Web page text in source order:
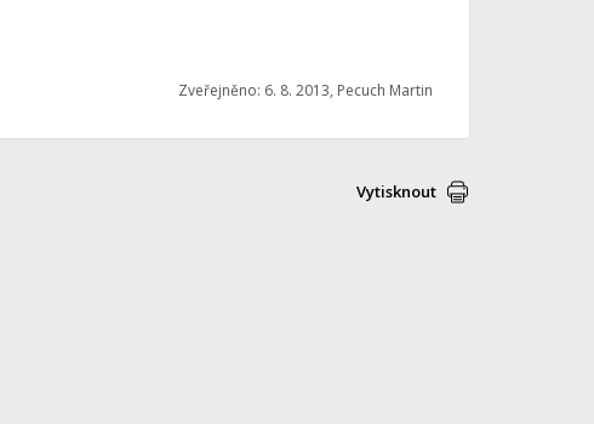
Zveřejněno: 6. 8. 2013, Pecuch Martin
Vytisknout